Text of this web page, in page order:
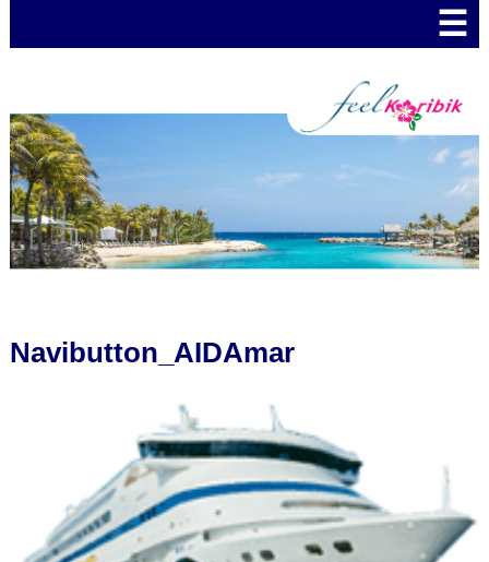
☰
Navibutton_AIDAmar